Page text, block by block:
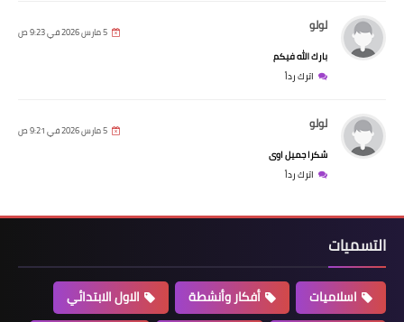
لولو 5 مارس 2026 في 9:23 ص
بارك الله فيكم
اترك رداً
لولو 5 مارس 2026 في 9:21 ص
شكرا جميل اوى
اترك رداً
التسميات
اسلاميات أفكار وأنشطة
الاول الابتدائي